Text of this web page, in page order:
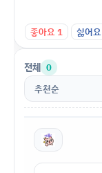
좋아요1 싫어요
전체 0